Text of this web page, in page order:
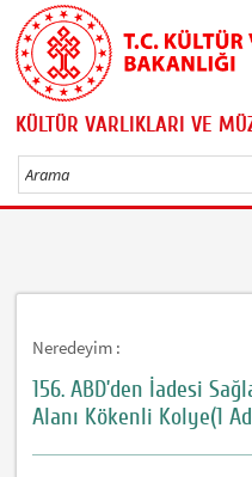
KÜLTÜR VARLIKLARI VE
Neredeyim :
156. ABD’den İadesi
Alanı Kökenli Kolye(1